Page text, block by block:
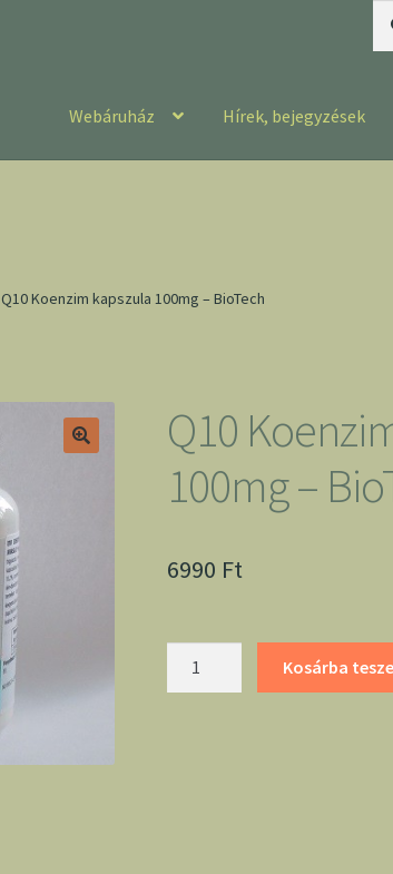
Webáruház Hírek, bejegyzések
Q10 Koenzim kapszula 100mg – BioTech
Q10
100mg –
6990 Ft
Kosárba